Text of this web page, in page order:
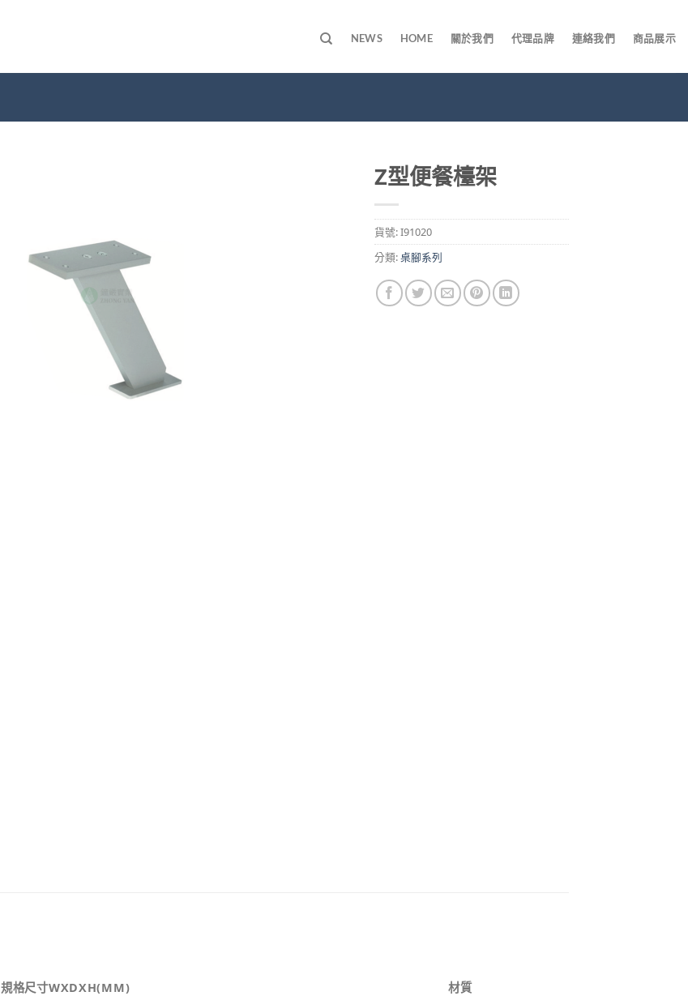
NEWS HOME 關於我們 代理品牌 連絡我們 商品展示
Z型便餐檯架
貨號:I91020
分類:桌腳系列
規格尺寸WXDXH(MM)
材質